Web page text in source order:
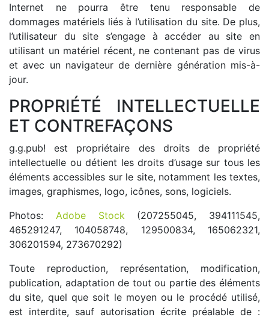
Internet ne pourra être tenu responsable de
dommages matériels liés à l’utilisation du site. De plus,
l’utilisateur du site s’engage à accéder au site en
utilisant un matériel récent, ne contenant pas de virus
et avec un navigateur de dernière génération mis-à-
jour.
PROPRIÉTÉ INTELLECTUELLE
ET CONTREFAÇONS
g.g.pub! est propriétaire des droits de propriété
intellectuelle ou détient les droits d’usage sur tous les
éléments accessibles sur le site, notamment les textes,
images, graphismes, logo, icônes, sons, logiciels.
Photos: Adobe Stock(207255045, 394111545,
465291247, 104058748, 129500834, 165062321,
306201594, 273670292)
Toute reproduction, représentation, modification,
publication, adaptation de tout ou partie des éléments
du site, quel que soit le moyen ou le procédé utilisé,
est interdite, sauf autorisation écrite préalable de :